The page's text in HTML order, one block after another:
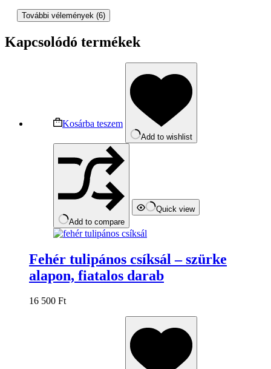
További vélemények (6)
Kapcsolódó termékek
Kosárba teszem
Add to wishlist
Add to compare
Quick view
Fehér tulipános csíksál – szürke
alapon, fiatalos darab
16 500 Ft